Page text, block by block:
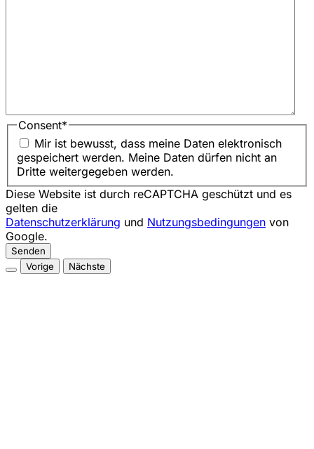
Consent*
Mir ist bewusst, dass meine Daten elektronisch
gespeichert werden. Meine Daten dürfen nicht an
Dritte weitergegeben werden.
Diese Website ist durch reCAPTCHA geschützt und es
gelten die
Datenschutzerklärung und Nutzungsbedingungen von
Google.
Senden
Vorige
Nächste